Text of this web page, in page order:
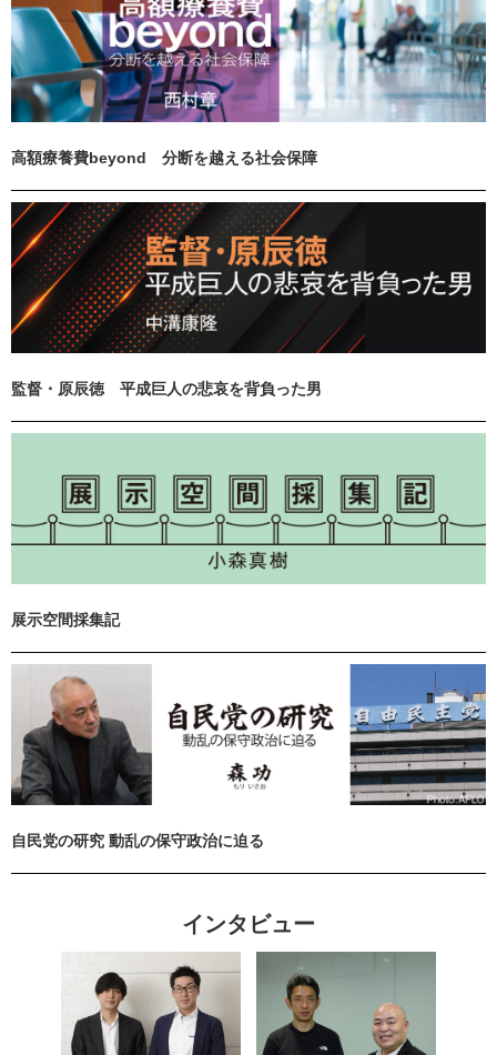
高額療養費beyond 分断を越える社会保障
監督・原辰徳 平成巨人の悲哀を背負った男
展示空間採集記
自民党の研究 動乱の保守政治に迫る
インタビュー